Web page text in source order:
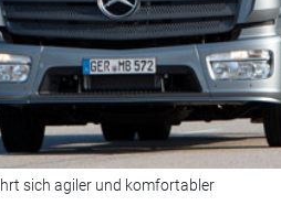
sich agiler und komfortabler